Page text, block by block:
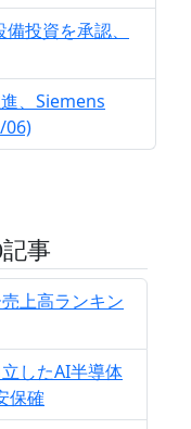
投資を承認、
、Siemens
06)
事
上高ランキン
したAI半導体
保確